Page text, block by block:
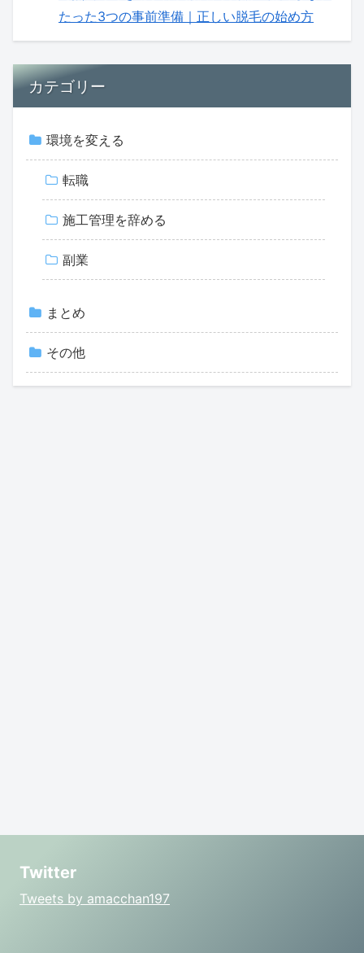
たった3つの事前準備｜正しい脱毛の始め方
カテゴリー
環境を変える
転職
施工管理を辞める
副業
まとめ
その他
Twitter
Tweets by amacchan197